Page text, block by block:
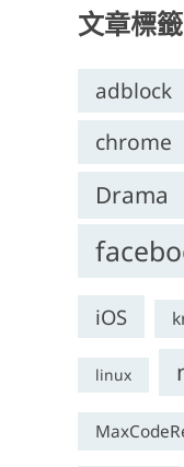
文章標籤
adblock
chrome
Drama
iOS
linux